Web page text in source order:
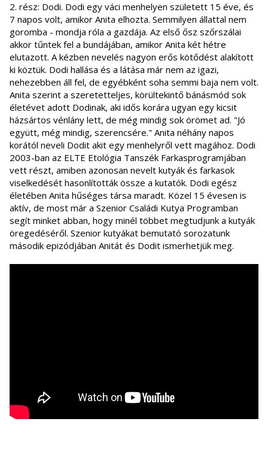
2. rész: Dodi. Dodi egy váci menhelyen született 15 éve, és
7 napos volt, amikor Anita elhozta. Semmilyen állattal nem
goromba - mondja róla a gazdája. Az első ősz szőrszálai
akkor tűntek fel a bundájában, amikor Anita két hétre
elutazott. A kézben nevelés nagyon erős kötődést alakított
ki köztük. Dodi hallása és a látása már nem az igazi,
nehezebben áll fel, de egyébként soha semmi baja nem volt.
Anita szerint a szeretetteljes, körültekintő bánásmód sok
életévet adott Dodinak, aki idős korára ugyan egy kicsit
házsártos vénlány lett, de még mindig sok örömet ad. "Jó
együtt, még mindig, szerencsére." Anita néhány napos
korától neveli Dodit akit egy menhelyről vett magához. Dodi
2003-ban az ELTE Etológia Tanszék Farkasprogramjában
vett részt, amiben azonosan nevelt kutyák és farkasok
viselkedését hasonlították össze a kutatók. Dodi egész
életében Anita hűséges társa maradt. Közel 15 évesen is
aktív, de most már a Szenior Családi Kutya Programban
segít minket abban, hogy minél többet megtudjunk a kutyák
öregedéséről. Szenior kutyákat bemutató sorozatunk
második epizódjában Anitát és Dodit ismerhetjük meg.